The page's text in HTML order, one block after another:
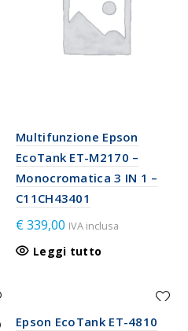
Multifunzione Epson
EcoTank ET-M2170 –
Monocromatica 3 IN 1 –
C11CH43401
€339,00 IVA inclusa
Leggi tutto
Epson EcoTank ET-4810